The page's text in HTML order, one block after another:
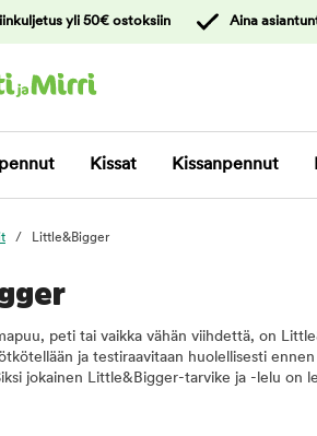
yli 50€ ostoksiin Aina
Kissat Kissanpennut
Little&Bigger
peti tai vaikka vähän viihdettä, on
ja testiraavitaan huolellisesti
jokainen Little&Bigger-tarvike ja -lelu on